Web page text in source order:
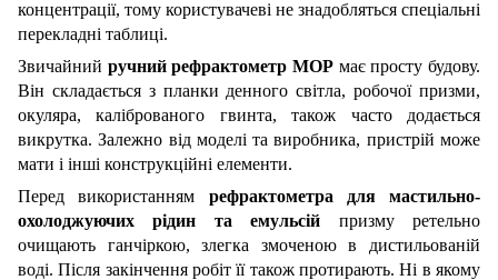
концентрації, тому користувачеві не знадобляться спеціальні
перекладні таблиці.
Звичайний ручний рефрактометр МОР має просту будову.
Він складається з планки денного світла, робочої призми,
окуляра, каліброваного гвинта, також часто додається
викрутка. Залежно від моделі та виробника, пристрій може
мати і інші конструкційні елементи.
Перед використанням рефрактометра для мастильно-
охолоджуючих рідин та емульсій призму ретельно
очищають ганчіркою, злегка змоченою в дистильованій
воді. Після закінчення робіт її також протирають. Ні в якому